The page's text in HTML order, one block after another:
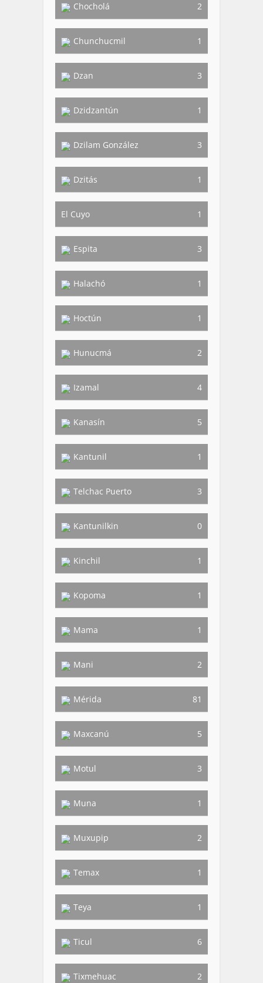
Chocholá 2
Chunchucmil 1
Dzan 3
Dzidzantún 1
Dzilam González 3
Dzitás 1
El Cuyo 1
Espita 3
Halachó 1
Hoctún 1
Hunucmá 2
Izamal 4
Kanasín 5
Kantunil 1
Telchac Puerto 3
Kantunilkin 0
Kinchil 1
Kopoma 1
Mama 1
Mani 2
Mérida 81
Maxcanú 5
Motul 3
Muna 1
Muxupip 2
Temax 1
Teya 1
Ticul 6
Tixmehuac 2